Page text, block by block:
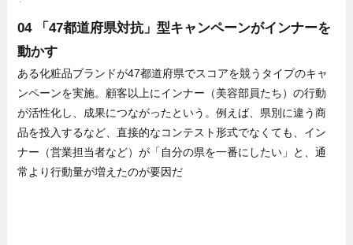
04 「47都道府県対抗」型キャンペーンがインナーを
動かす
ある化粧品ブランドが47都道府県でスコアを競うタイプのキャ
ンペーンを実施。顧客以上にインナー（美容部員たち）の行動
が活性化し、成果につながったという。例えば、県別に違う商
品を投入するなど、直接的なコンテスト形式でなくても、イン
ナー（営業担当者など）が「自分の県を一番にしたい」と、通
常より行動量が増えたのが要因だ